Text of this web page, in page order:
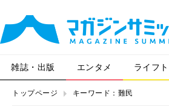
雑誌・出版 エンタメ ライフ
トップページ キーワード：難民